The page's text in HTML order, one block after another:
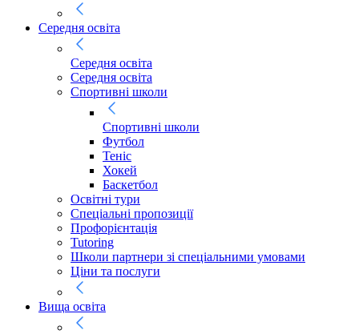
Середня освіта
Середня освіта
Середня освіта
Спортивні школи
Спортивні школи
Футбол
Теніс
Хокей
Баскетбол
Освітні тури
Спеціальні пропозиції
Профорієнтація
Tutoring
Школи партнери зі спеціальними умовами
Ціни та послуги
Вища освіта